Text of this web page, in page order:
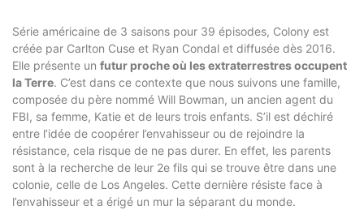
Série américaine de 3 saisons pour 39 épisodes, Colony est
créée par Carlton Cuse et Ryan Condal et diffusée dès 2016.
Elle présente un futur proche où les extraterrestres occupent
la Terre. C’est dans ce contexte que nous suivons une famille,
composée du père nommé Will Bowman, un ancien agent du
FBI, sa femme, Katie et de leurs trois enfants. S’il est déchiré
entre l’idée de coopérer l’envahisseur ou de rejoindre la
résistance, cela risque de ne pas durer. En effet, les parents
sont à la recherche de leur 2e fils qui se trouve être dans une
colonie, celle de Los Angeles. Cette dernière résiste face à
l’envahisseur et a érigé un mur la séparant du monde.